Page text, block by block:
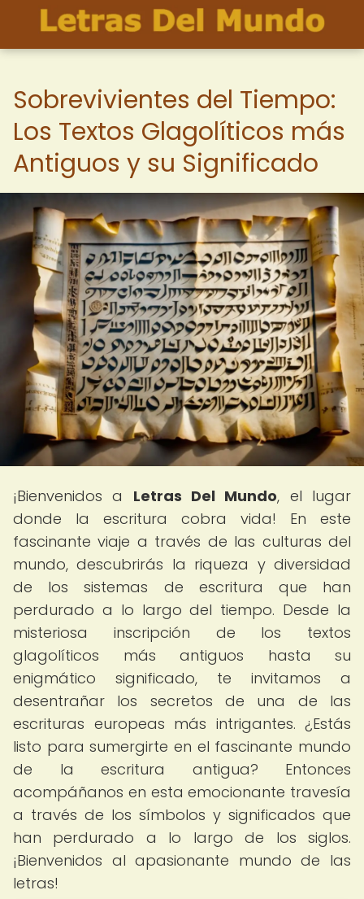
Sobrevivientes del Tiempo:
Los Textos Glagolíticos más
Antiguos y su Significado
¡Bienvenidos a Letras Del Mundo, el lugar
donde la escritura cobra vida! En este
fascinante viaje a través de las culturas del
mundo, descubrirás la riqueza y diversidad
de los sistemas de escritura que han
perdurado a lo largo del tiempo. Desde la
misteriosa inscripción de los textos
glagolíticos más antiguos hasta su
enigmático significado, te invitamos a
desentrañar los secretos de una de las
escrituras europeas más intrigantes. ¿Estás
listo para sumergirte en el fascinante mundo
de la escritura antigua? Entonces
acompáñanos en esta emocionante travesía
a través de los símbolos y significados que
han perdurado a lo largo de los siglos.
¡Bienvenidos al apasionante mundo de las
letras!